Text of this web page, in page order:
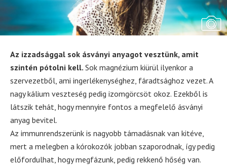
Az izzadsággal sok ásványi anyagot vesztünk, amit
szintén pótolni kell. Sok magnézium kiürül ilyenkor a
szervezetből, ami ingerlékenységhez, fáradtsághoz vezet. A
nagy kálium veszteség pedig izomgörcsöt okoz. Ezekből is
látszik tehát, hogy mennyire fontos a megfelelő ásványi
anyag bevitel.
Az immunrendszerünk is nagyobb támadásnak van kitéve,
mert a melegben a kórokozók jobban szaporodnak, így pedig
előfordulhat, hogy megfázunk, pedig rekkenő hőség van.